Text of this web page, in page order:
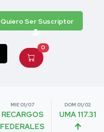
Quiero Ser Suscriptor
0
MIE 01/07
RECARGOS
FEDERALES
DOM 01/02
UMA 117.31